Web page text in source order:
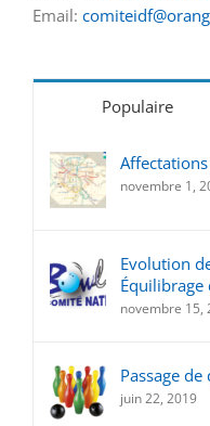
Email:
Populaire
novembre 1,
Evolution
Équilibrage
novembre 15,
Passage de
juin 22, 2019